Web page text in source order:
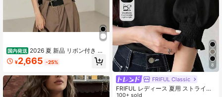
国内発送 2026 夏 新品 リボン付き オ
フショルダー カットソー レディース
半袖 ブラウス トップス 軽量 ファッ
¥2,665 -25% 8
FRIFUL Classic
FRIFUL レディース 夏用 ストライプ
ラウンドネック 半袖 カフス付き Tシ
100+ sold